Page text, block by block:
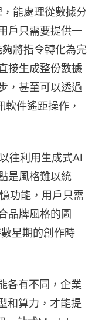
能處理從數據分
戶只需要提供一
將指令轉化為完
接生成整份數據
，甚至可以透過
件遙距操作，
往利用生成式AI
是風格難以統
功能，用戶只需
品牌風格的圖
星期的創作時
各有不同，企業
和算力，才能提